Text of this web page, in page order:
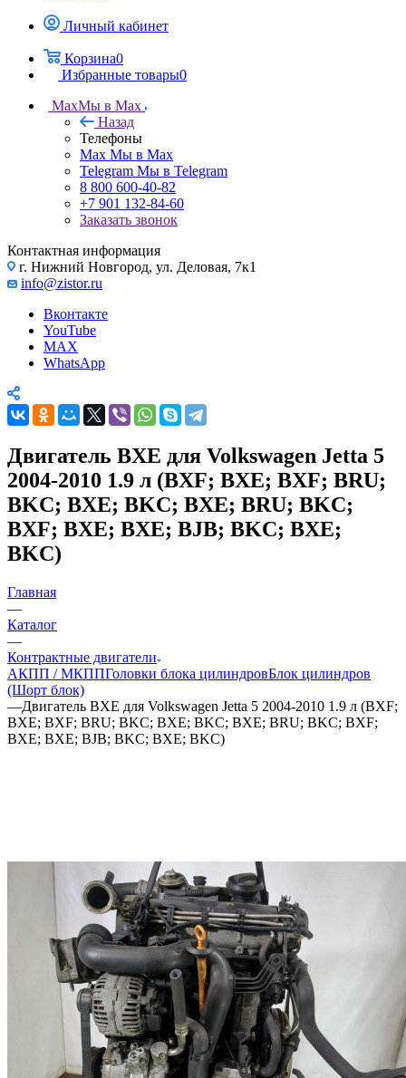
Личный кабинет
Корзина0
Избранные товары0
MaxМы в Max
Назад
Телефоны
Max Мы в Max
Telegram Мы в Telegram
8 800 600-40-82
+7 901 132-84-60
Заказать звонок
Контактная информация
г. Нижний Новгород, ул. Деловая, 7к1
info@zistor.ru
Вконтакте
YouTube
MAX
WhatsApp
Двигатель BXE для Volkswagen Jetta 5
2004-2010 1.9 л (BXF; BXE; BXF; BRU;
BKC; BXE; BKC; BXE; BRU; BKC;
BXF; BXE; BXE; BJB; BKC; BXE;
BKC)
Главная
—
Каталог
—
Контрактные двигатели
АКПП / МКППГоловки блока цилиндровБлок цилиндров
(Шорт блок)
—Двигатель BXE для Volkswagen Jetta 5 2004-2010 1.9 л (BXF;
BXE; BXF; BRU; BKC; BXE; BKC; BXE; BRU; BKC; BXF;
BXE; BXE; BJB; BKC; BXE; BKC)